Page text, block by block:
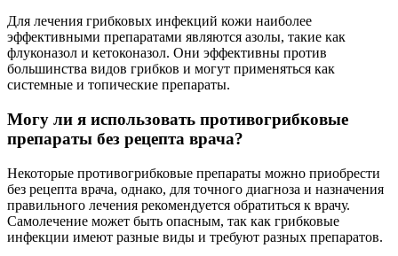
Для лечения грибковых инфекций кожи наиболее
эффективными препаратами являются азолы, такие как
флуконазол и кетоконазол. Они эффективны против
большинства видов грибков и могут применяться как
системные и топические препараты.
Могу ли я использовать противогрибковые
препараты без рецепта врача?
Некоторые противогрибковые препараты можно приобрести
без рецепта врача, однако, для точного диагноза и назначения
правильного лечения рекомендуется обратиться к врачу.
Самолечение может быть опасным, так как грибковые
инфекции имеют разные виды и требуют разных препаратов.